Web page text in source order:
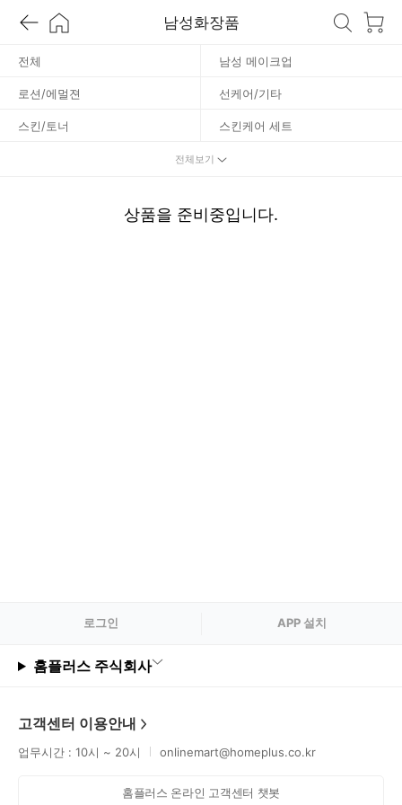
남성화장품
전체 남성 메이크업
로션/에멀젼 선케어/기타
스킨/토너 스킨케어 세트
클렌징
전체보기
상품을 준비중입니다.
로그인 APP 설치
홈플러스 주식회사
고객센터 이용안내
업무시간 : 10시 ~ 20시 onlinemart@homeplus.co.kr
홈플러스 온라인 고객센터 챗봇